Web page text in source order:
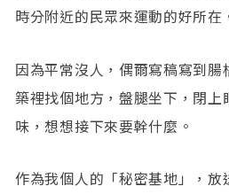
時分附近的民眾來運動的好所在
因為平常沒人，偶爾寫稿寫到
築裡找個地方，盤腿坐下，閉
味，想想接下來要幹什麼。
作為我個人的「秘密基地」，放